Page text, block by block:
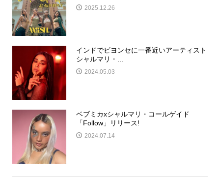
2025.12.26
インドでビヨンセに一番近いアーティスト
シャルマリ・...
2024.05.03
ベブミカxシャルマリ・コールゲイド
「Follow」リリース!
2024.07.14